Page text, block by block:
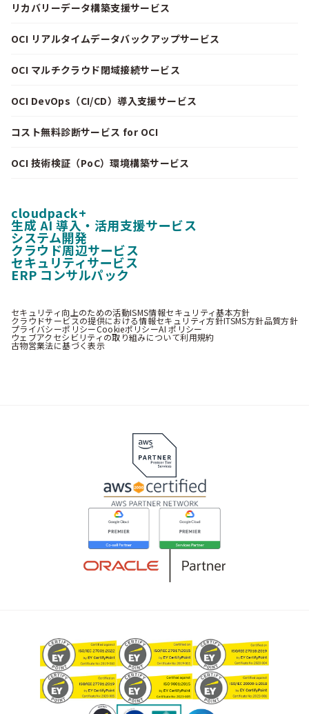
リカバリーデータ構築支援サービス
OCI リアルタイムデータバックアップサービス
OCI マルチクラウド閉域接続サービス
OCI DevOps（CI/CD）導入支援サービス
コスト無料診断サービス for OCI
OCI 技術検証（PoC）環境構築サービス
cloudpack+
生成 AI 導入・活用支援サービス
システム開発
クラウド周辺サービス
セキュリティサービス
ERP コンサルパック
セキュリティ向上のための活動ISMS情報セキュリティ基本方針
クラウドサービスの提供における情報セキュリティ方針ITSMS方針品質方針
プライバシーポリシーCookieポリシーAI ポリシー
ウェブアクセシビリティの取り組みについて利用規約
古物営業法に基づく表示